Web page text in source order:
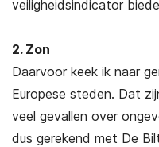
veiligheidsindicator
2. Zon
Daarvoor keek ik naar
Europese steden. Dat
veel gevallen over
dus gerekend met De